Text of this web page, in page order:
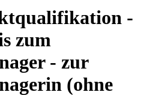
-
zum
- zur
(ohne